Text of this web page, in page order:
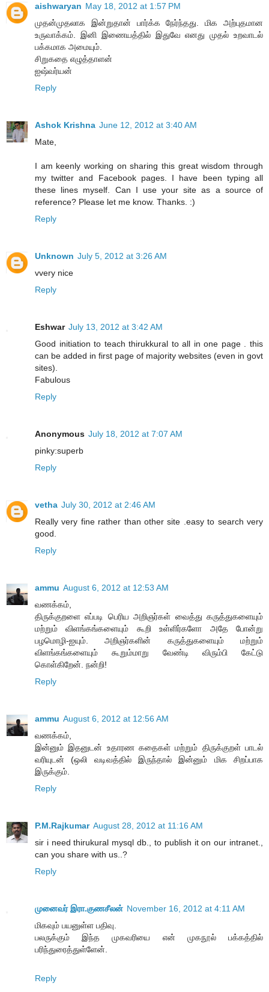
aishwaryan May 18, 2012 at 1:57 PM
முதன்முதலாக இன்றுதான் பார்க்க நேர்ந்தது. மிக அற்புதமான
உருவாக்கம். இனி இணையத்தில் இதுவே எனது முதல் உறவாடல்
பக்கமாக அமையும்.
சிறுகதை எழுத்தாளன்
ஐஷ்வர்யன்
Reply
Ashok Krishna June 12, 2012 at 3:40 AM
Mate,
I am keenly working on sharing this great wisdom through
my twitter and Facebook pages. I have been typing all
these lines myself. Can I use your site as a source of
reference? Please let me know. Thanks. :)
Reply
Unknown July 5, 2012 at 3:26 AM
vvery nice
Reply
Eshwar July 13, 2012 at 3:42 AM
Good initiation to teach thirukkural to all in one page . this
can be added in first page of majority websites (even in govt
sites).
Fabulous
Reply
Anonymous July 18, 2012 at 7:07 AM
pinky:superb
Reply
vetha July 30, 2012 at 2:46 AM
Really very fine rather than other site .easy to search very
good.
Reply
ammu August 6, 2012 at 12:53 AM
வணக்கம்,
திருக்குறளை எப்படி பெரிய அறிஞர்கள் வைத்து கருத்துகளையும்
மற்றும் விளங்கங்களையும் கூறி உள்ளிர்களோ அதே போன்று
பழமொழி-ஐயும். அறிஞர்களின் கருத்துகளையும் மற்றும்
விளங்கங்களையும் கூறும்மாறு வேண்டி விரும்பி கேட்டு
கொள்கிறேன். நன்றி!
Reply
ammu August 6, 2012 at 12:56 AM
வணக்கம்,
இன்னும் இதனுடன் உதாரண கதைகள் மற்றும் திருக்குறள் பாடல்
வரியுடன் (ஒலி வடிவத்தில் இருந்தால் இன்னும் மிக சிறப்பாக
இருக்கும்.
Reply
P.M.Rajkumar August 28, 2012 at 11:16 AM
sir i need thirukural mysql db., to publish it on our intranet.,
can you share with us..?
Reply
முனைவர் இரா.குணசீலன் November 16, 2012 at 4:11 AM
மிகவும் பயனுள்ள பதிவு.
பலருக்கும் இந்த முகவரியை என் முகநூல் பக்கத்தில்
பரிந்துரைத்துள்ளேன்.
Reply